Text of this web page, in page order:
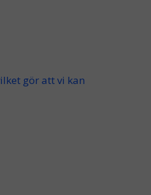
gör att vi kan